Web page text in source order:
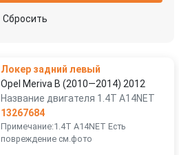
Сбросить
Локер задний левый
Opel Meriva B (2010—2014) 2012
Название двигателя 1.4T A14NET
13267684
Примечание:1.4T A14NET Есть
повреждение см.фото